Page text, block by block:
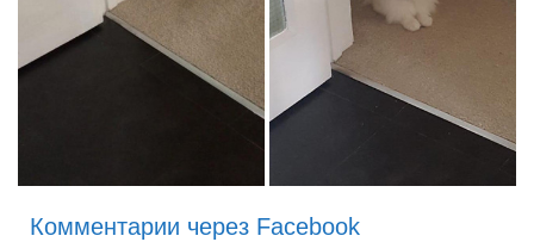
Комментарии через Facebook